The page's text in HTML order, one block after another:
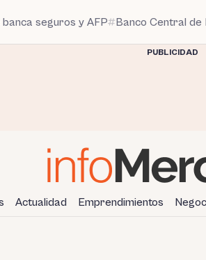
seguros y AFP Banco Central de
PUBLICIDAD
Actualidad Emprendimientos